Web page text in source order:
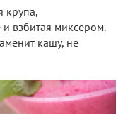
крупа,
взбитая миксером.
кашу, не